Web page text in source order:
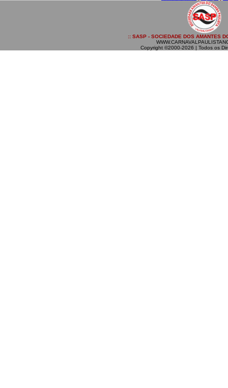
:: SASP - SOCIEDADE DOS AMANTES
Copyright ©2000-2026 | Todos os